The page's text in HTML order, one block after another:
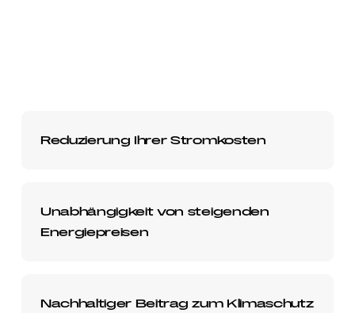
Reduzierung Ihrer Stromkosten
Unabhängigkeit von steigenden
Energiepreisen
Nachhaltiger Beitrag zum Klimaschutz